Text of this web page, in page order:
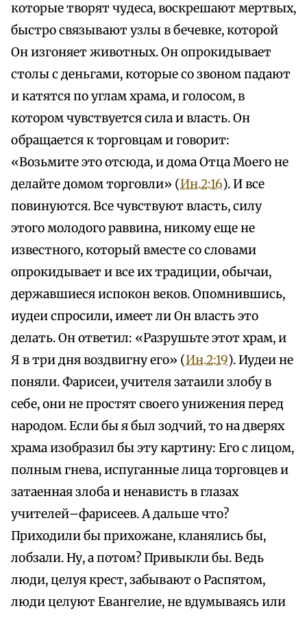
которые творят чудеса, воскрешают мертвых,
быстро связывают узлы в бечевке, которой
Он изгоняет животных. Он опрокидывает
столы с деньгами, которые со звоном падают
и катятся по углам храма, и голосом, в
котором чувствуется сила и власть. Он
обращается к торговцам и говорит:
«Возьмите это отсюда, и дома Отца Моего не
делайте домом торговли» (Ин.2:16). И все
повинуются. Все чувствуют власть, силу
этого молодого раввина, никому еще не
известного, который вместе со словами
опрокидывает и все их традиции, обычаи,
державшиеся испокон веков. Опомнившись,
иудеи спросили, имеет ли Он власть это
делать. Он ответил: «Разрушьте этот храм, и
Я в три дня воздвигну его» (Ин.2:19). Иудеи не
поняли. Фарисеи, учителя затаили злобу в
себе, они не простят своего унижения перед
народом. Если бы я был зодчий, то на дверях
храма изобразил бы эту картину: Его с лицом,
полным гнева, испуганные лица торговцев и
затаенная злоба и ненависть в глазах
учителей–фарисеев. А дальше что?
Приходили бы прихожане, кланялись бы,
лобзали. Ну, а потом? Привыкли бы. Ведь
люди, целуя крест, забывают о Распятом,
люди целуют Евангелие, не вдумываясь или